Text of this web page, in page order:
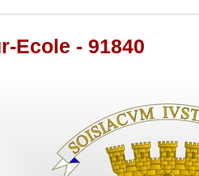
Ecole - 91840